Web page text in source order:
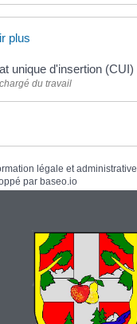
plus
unique d'insertion (CUI)
du travail
légale et administrative
par baseo.io